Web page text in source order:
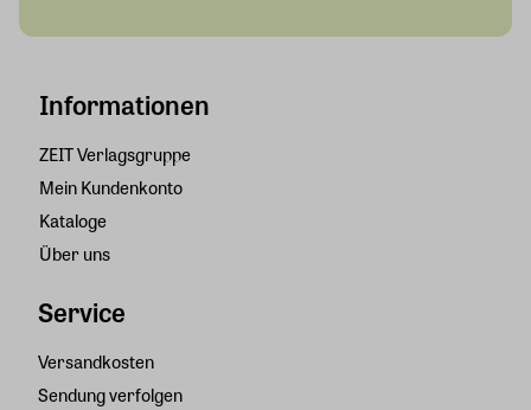
Informationen
ZEIT Verlagsgruppe
Mein Kundenkonto
Kataloge
Über uns
Service
Versandkosten
Sendung verfolgen